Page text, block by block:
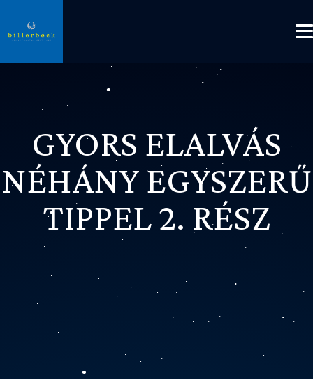
GYORS ELALVÁS
NÉHÁNY EGYSZERŰ
TIPPEL 2. RÉSZ